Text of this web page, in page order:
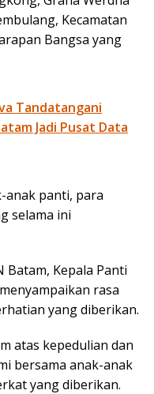
Kecamatan
Bangsa yang
Tandatangani
Jadi Pusat Data
anak panti, para
selama ini
Kepala Panti
rasa
yang diberikan.
atas kepedulian dan
bersama anak-anak
yang diberikan.